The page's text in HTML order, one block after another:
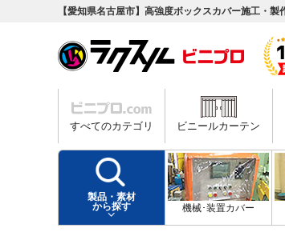
【愛知県名古屋市】高強度ボックスカバー施工・製
すべてのカテゴリ ビニールカーテン
製品・素材
から探す
機械･装置カバー